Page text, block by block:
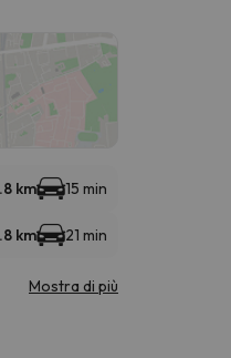
km 15 min
km 21 min
Mostra di più